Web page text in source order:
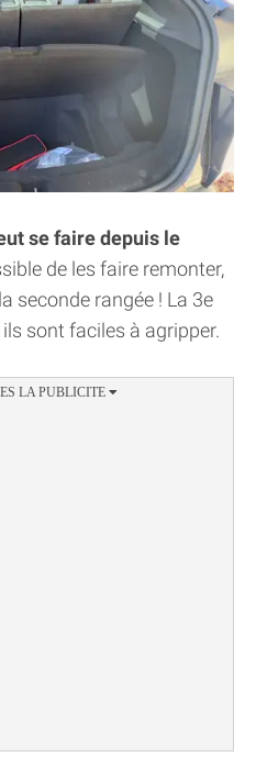
se faire depuis le
de les faire remonter,
seconde rangée ! La 3e
sont faciles à agripper.